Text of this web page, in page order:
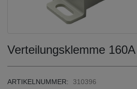
Verteilungsklemme
ARTIKELNUMMER: 310396